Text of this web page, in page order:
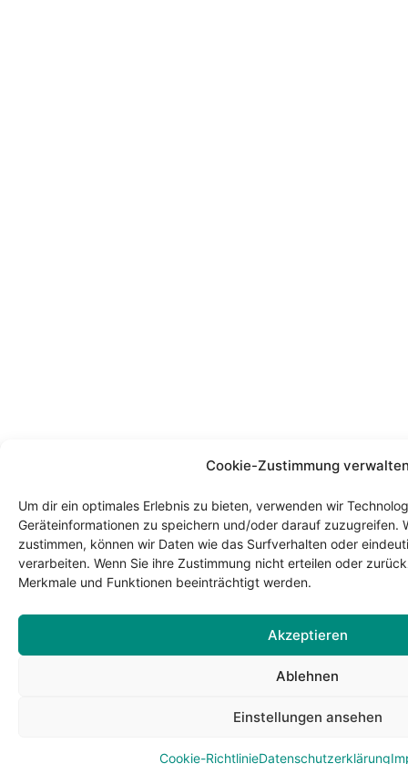
Cookie-Zustimmung
Um dir ein optimales Erlebnis zu bieten, verwenden wir
Geräteinformationen zu speichern und/oder darauf zuzugreifen.
zustimmen, können wir Daten wie das Surfverhalten oder
verarbeiten. Wenn Sie ihre Zustimmung nicht erteilen oder
Merkmale und Funktionen beeinträchtigt werden.
Akzeptieren
Ablehnen
Einstellungen ansehen
Cookie-RichtlinieDatenschutzerklärung